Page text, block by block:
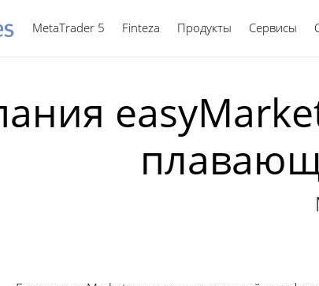
MetaTrader 5 Finteza Продукты Сервисы